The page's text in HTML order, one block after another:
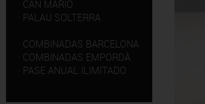
· CAN MARIO
· PALAU SOLTERRA
· COMBINADAS BARCELONA
· COMBINADAS EMPORDÀ
· PASE ANUAL ILIMITADO